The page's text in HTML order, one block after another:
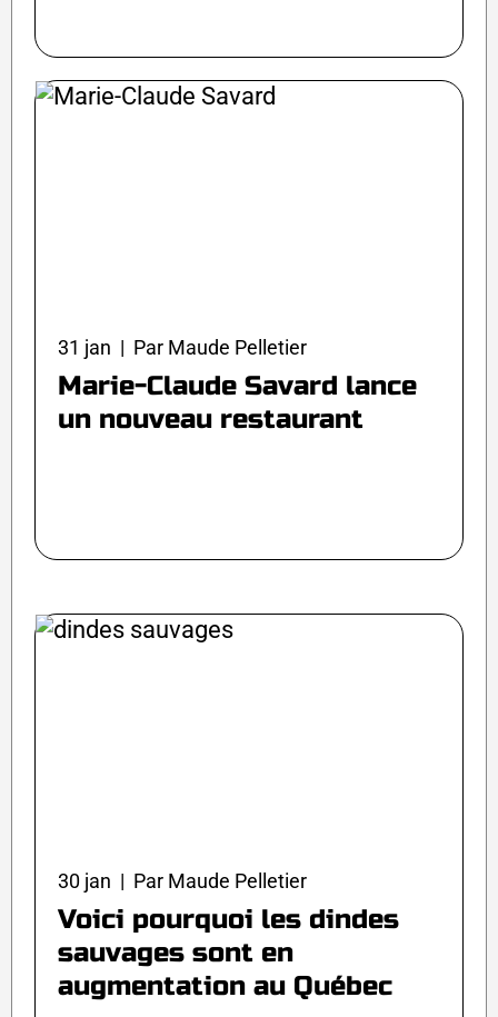
31 jan | Par Maude Pelletier
Marie-Claude Savard lance
un nouveau restaurant
30 jan | Par Maude Pelletier
Voici pourquoi les dindes
sauvages sont en
augmentation au Québec